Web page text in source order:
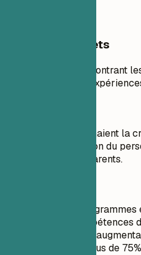
Exemples concrets
Exemple pratique montrant
pratiques pour les
Les tâches comprenaient la
éducatifs, la formation du
réunions avec les parents.
Développé cinq
améliorant les compétences
ateliers spécialisés,
parents de 20% à plus de